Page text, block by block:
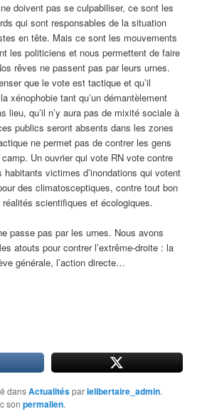
doivent pas se culpabiliser, ce sont les
qui sont responsables de la situation
en tête. Mais ce sont les mouvements
les politiciens et nous permettent de faire
rêves ne passent pas par leurs urnes.
que le vote est tactique et qu’il
xénophobie tant qu’un démantèlement
lieu, qu’il n’y aura pas de mixité sociale à
publics seront absents dans les zones
ne permet pas de contrer les gens
Un ouvrier qui vote RN vote contre
victimes d’inondations qui votent
des climatosceptiques, contre tout bon
scientifiques et écologiques.
passe pas par les urnes. Nous avons
atouts pour contrer l’extrême-droite : la
générale, l’action directe…
dansActualitésparlelibertaire_admin.
sonpermalien.